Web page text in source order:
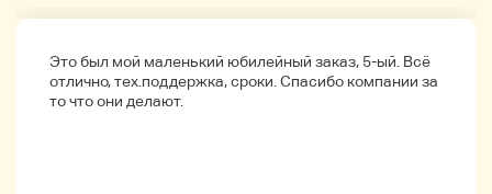
Это был мой маленький юбилейный заказ, 5-ый. Всё
отлично, тех.поддержка, сроки. Спасибо компании за
то что они делают.